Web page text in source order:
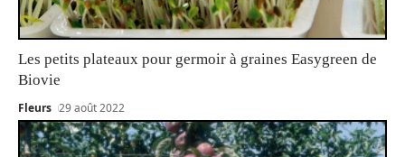
Les petits plateaux pour germoir à graines Easygreen de
Biovie
Fleurs 29 août 2022